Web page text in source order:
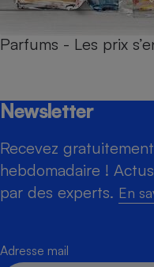
Parfums - Les prix
Newsletter
Recevez
hebdomadaire !
par des experts. En
Adresse mail